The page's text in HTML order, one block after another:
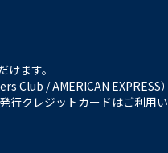
ます。
Club / AMERICAN EXPRESS）
行クレジットカードはご利用い